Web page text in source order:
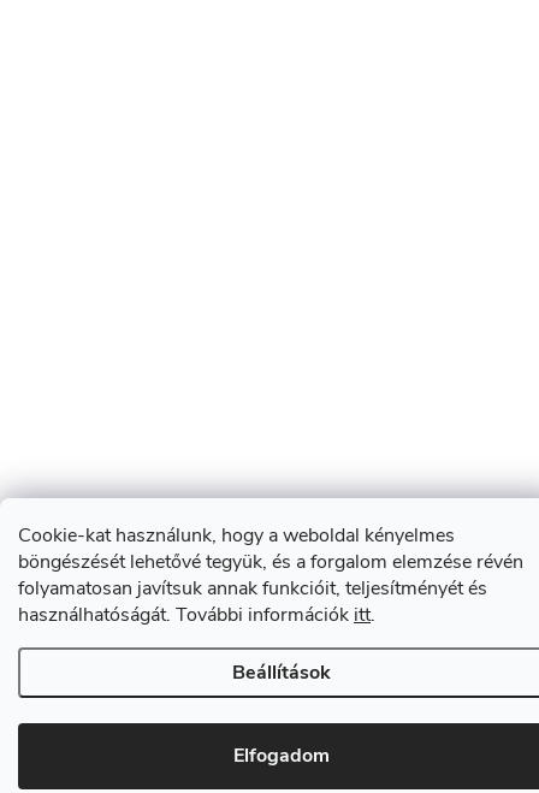
Cookie-kat használunk, hogy a weboldal kényelmes
böngészését lehetővé tegyük, és a forgalom elemzése révén
folyamatosan javítsuk annak funkcióit, teljesítményét és
használhatóságát. További információk itt.
Beállítások
Elfogadom